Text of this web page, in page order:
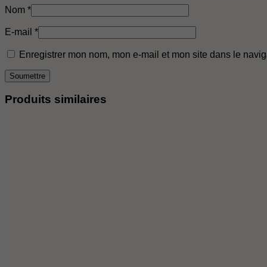
Nom *
E-mail *
Enregistrer mon nom, mon e-mail et mon site dans le
Produits similaires